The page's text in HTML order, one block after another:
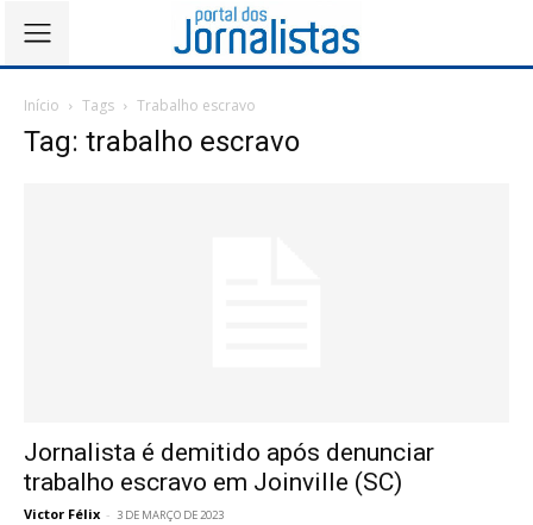
Início Tags Trabalho escravo
Tag: trabalho escravo
Jornalista é demitido após denunciar
trabalho escravo em Joinville (SC)
Victor Félix - 3 DE MARÇO DE 2023